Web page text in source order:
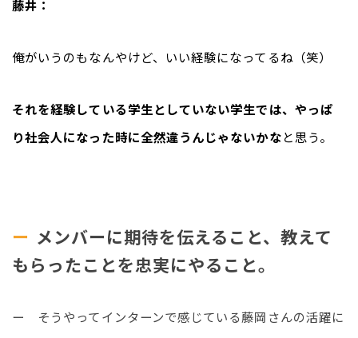
藤井：
俺がいうのもなんやけど、いい経験になってるね（笑）
それを経験している学生としていない学生では、やっぱ
り社会人になった時に全然違うんじゃないかなと思う。
メンバーに期待を伝えること、教えて
もらったことを忠実にやること。
ー　そうやってインターンで感じている藤岡さんの活躍に